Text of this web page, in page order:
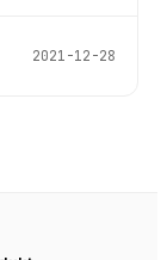
2021-12-28